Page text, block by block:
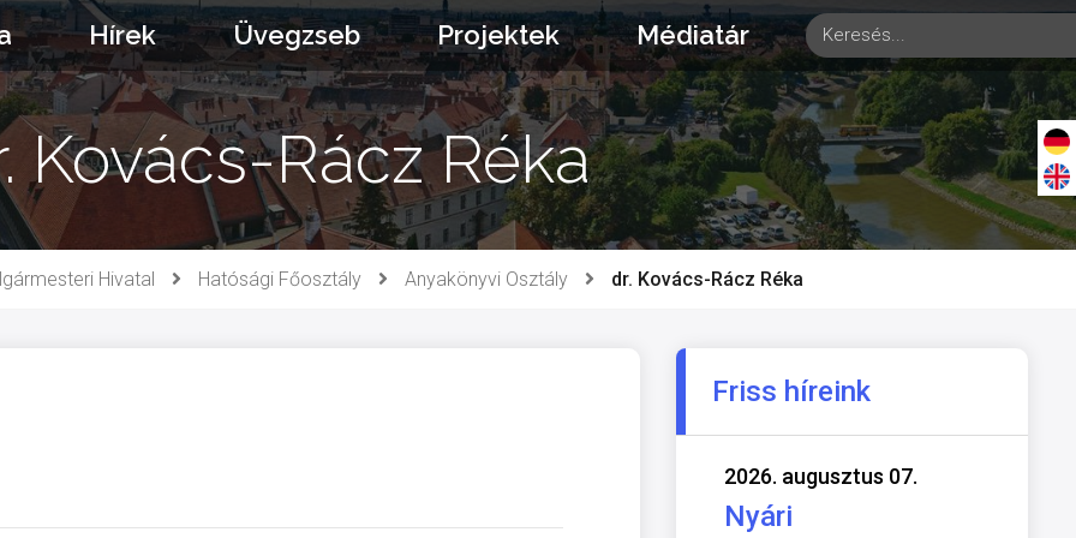
Hírek Üvegzseb Projektek Médiatár
Kovács-Rácz Réka
Hivatal Hatósági Főosztály Anyakönyvi Osztály dr. Kovács-Rácz Réka
Friss híreink
2026. augusztus 07.
Nyári